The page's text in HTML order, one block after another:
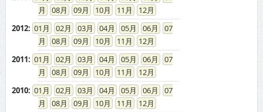
08
09 10 11
12
2012: 01 02 03 04 05 06
07
08
09 10 11
12
2011: 01 02 03 04 05 06
07
08
09 10 11
12
2010: 01 02 03 04 05 06
07
08
09 10 11
12